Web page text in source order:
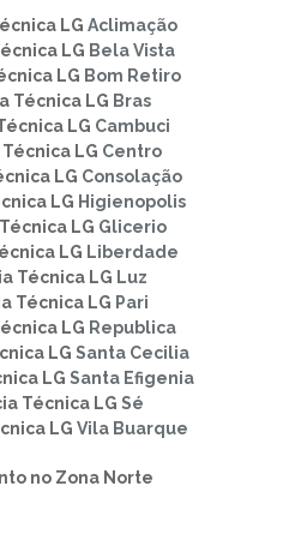
LG Aclimação
LG Bela Vista
LG Bom Retiro
Técnica LG Bras
LG Cambuci
LG Centro
LG Consolação
LG Higienopolis
LG Glicerio
LG Liberdade
Técnica LG Luz
Técnica LG Pari
LG Republica
LG Santa Cecilia
LG Santa Efigenia
Técnica LG Sé
LG Vila Buarque
no Zona Norte